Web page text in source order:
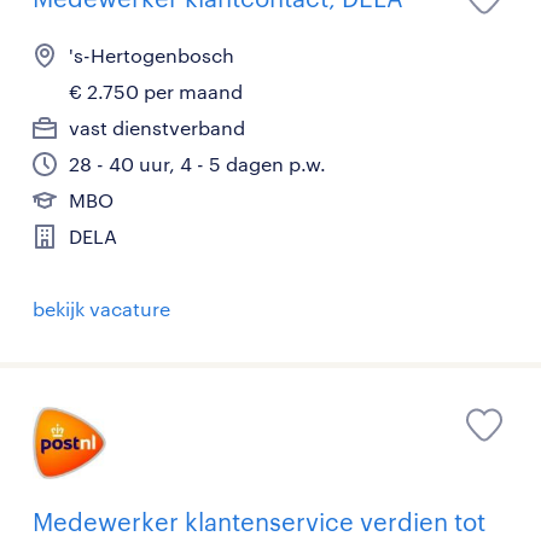
's-Hertogenbosch
€ 2.750 per maand
vast dienstverband
28 - 40 uur, 4 - 5 dagen p.w.
MBO
DELA
bekijk vacature
Medewerker klantenservice verdien tot